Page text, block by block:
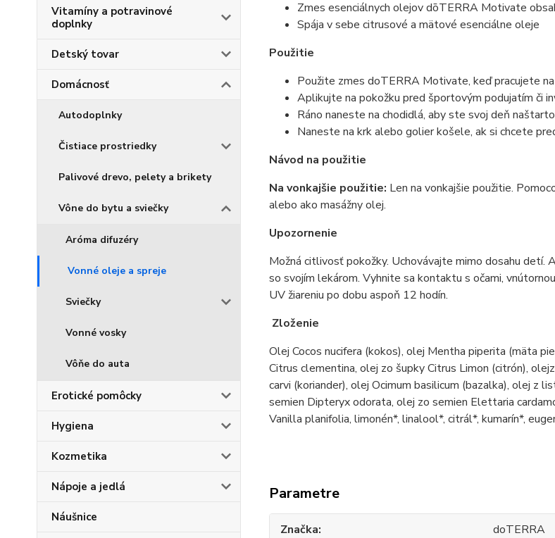
Vitamíny a potravinové
doplnky
Detský tovar
Domácnosť
Autodoplnky
Čistiace prostriedky
Palivové drevo, pelety a brikety
Vône do bytu a sviečky
Aróma difuzéry
Vonné oleje a spreje
Sviečky
Vonné vosky
Vôňe do auta
Erotické pomôcky
Hygiena
Kozmetika
Nápoje a jedlá
Náušnice
Zmes esenciálnych olejov dōTERRA Motivate
Spája v sebe citrusové a mätové esenciálne oleje
Použitie
Použite zmes doTERRA Motivate, keď pracujete
Aplikujte na pokožku pred športovým podujatím či
Ráno naneste na chodidlá, aby ste svoj deň
Naneste na krk alebo golier košele, ak si chcete
Návod na použitie
Na vonkajšie použitie: Len na vonkajšie použitie.
alebo ako masážny olej.
Upozornenie
Možná citlivosť pokožky. Uchovávajte mimo dosahu
so svojím lekárom. Vyhnite sa kontaktu s očami,
UV žiareniu po dobu aspoň 12 hodín.
Zloženie
Olej Cocos nucifera (kokos), olej Mentha piperita (mäta
Citrus clementina, olej zo šupky Citrus Limon (citrón),
carvi (koriander), olej Ocimum basilicum (bazalka), olej z
semien Dipteryx odorata, olej zo semien Elettaria
Vanilla planifolia, limonén*, linalool*, citrál*, kumarín*,
Parametre
Značka
doTERRA